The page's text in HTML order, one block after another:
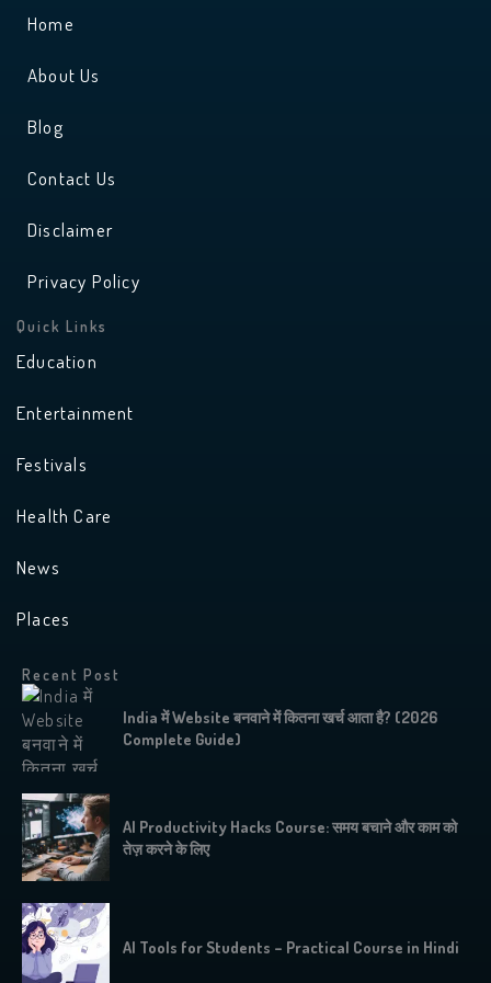
r
a
Home
About Us
Blog
Contact Us
Disclaimer
Privacy Policy
Quick Links
Education
Entertainment
Festivals
Health Care
News
Places
Recent Post
India में Website बनवाने में कितना खर्च आता है? (2026
Complete Guide)
AI Productivity Hacks Course: समय बचाने और काम को
तेज़ करने के लिए
AI Tools for Students – Practical Course in Hindi